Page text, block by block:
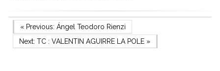
Navegación
de
Previous Post
« Previous: Ángel Teodoro Rienzi
Next Post
Next: TC : VALENTIN AGUIRRE LA POLE»